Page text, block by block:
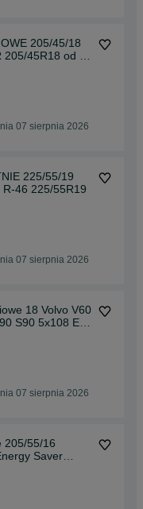
205/45/18
45R18 od 5-
07 sierpnia 2026
225/55/19
R-46 225/55R19
07 sierpnia 2026
18 Volvo V60
S90 5x108 ET
VAT23
07 sierpnia 2026
205/55/16
Saver